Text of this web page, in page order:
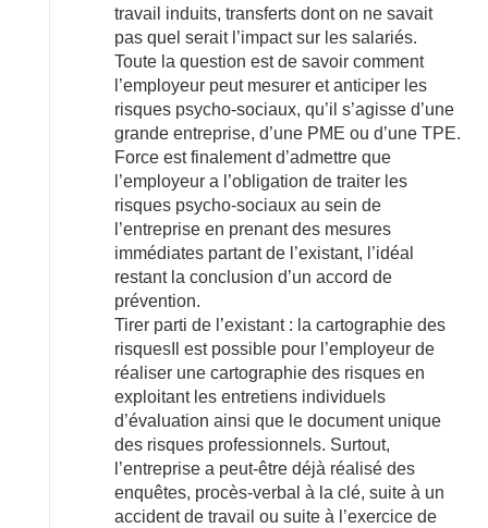
travail induits, transferts dont on ne savait
pas quel serait l’impact sur les salariés.
Toute la question est de savoir comment
l’employeur peut mesurer et anticiper les
risques psycho-sociaux, qu’il s’agisse d’une
grande entreprise, d’une PME ou d’une TPE.
Force est finalement d’admettre que
l’employeur a l’obligation de traiter les
risques psycho-sociaux au sein de
l’entreprise en prenant des mesures
immédiates partant de l’existant, l’idéal
restant la conclusion d’un accord de
prévention.
Tirer parti de l’existant : la cartographie des
risquesIl est possible pour l’employeur de
réaliser une cartographie des risques en
exploitant les entretiens individuels
d’évaluation ainsi que le document unique
des risques professionnels. Surtout,
l’entreprise a peut-être déjà réalisé des
enquêtes, procès-verbal à la clé, suite à un
accident de travail ou suite à l’exercice de